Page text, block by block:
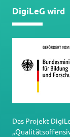
DigiLeG wird
Das Projekt